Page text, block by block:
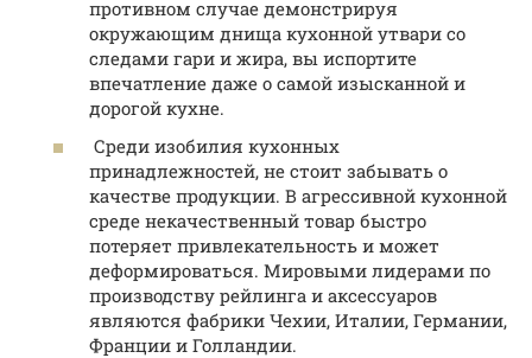
противном случае демонстрируя
окружающим днища кухонной утвари со
следами гари и жира, вы испортите
впечатление даже о самой изысканной и
дорогой кухне.
Среди изобилия кухонных
принадлежностей, не стоит забывать о
качестве продукции. В агрессивной кухонной
среде некачественный товар быстро
потеряет привлекательность и может
деформироваться. Мировыми лидерами по
производству рейлинга и аксессуаров
являются фабрики Чехии, Италии, Германии,
Франции и Голландии.